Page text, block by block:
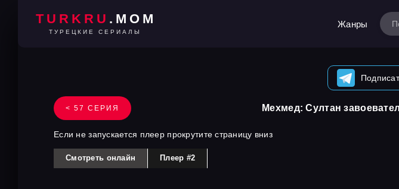
TURKRU .MOM
ТУРЕЦКИЕ СЕРИАЛЫ
Жанры
< 57 СЕРИЯ Мехмед: Султан
Если не запускается плеер прокрутите страницу вниз
Смотреть онлайн Плеер #2